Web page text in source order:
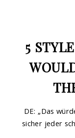
5
DE: „Das
sicher jeder